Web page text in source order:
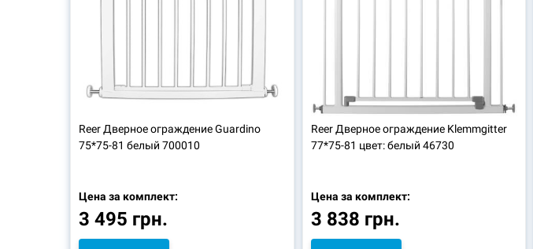
Reer Дверное ограждение Guardino
75*75-81 белый 700010
Цена за комплект:
3 495 грн.
Reer Дверное ограждение Klemmgitter
77*75-81 цвет: белый 46730
Цена за комплект:
3 838 грн.